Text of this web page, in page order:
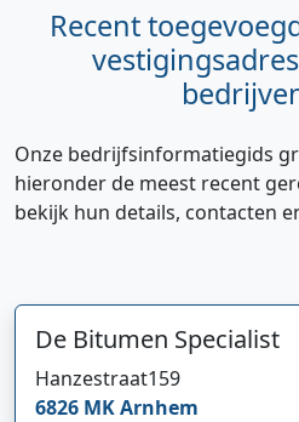
Recent
Onze bedrijfsinformatiegids
hieronder de meest recent
bekijk hun details, contacten
De Bitumen Specialist
Hanzestraat159
6826 MKArnhem